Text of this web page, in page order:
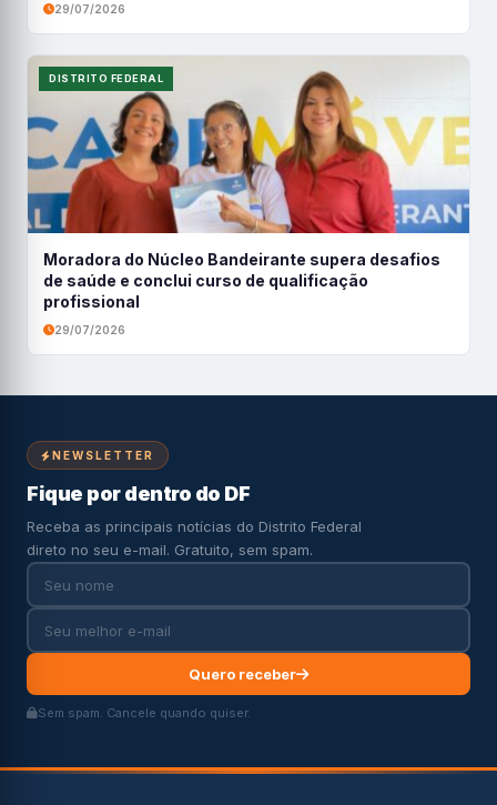
29/07/2026
DISTRITO FEDERAL
Moradora do Núcleo Bandeirante supera desafios
de saúde e conclui curso de qualificação
profissional
29/07/2026
NEWSLETTER
Fique por dentro do DF
Receba as principais notícias do Distrito Federal
direto no seu e-mail. Gratuito, sem spam.
Quero receber
Sem spam. Cancele quando quiser.